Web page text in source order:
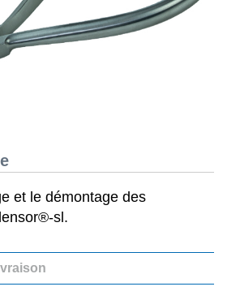
et le démontage des
sl.